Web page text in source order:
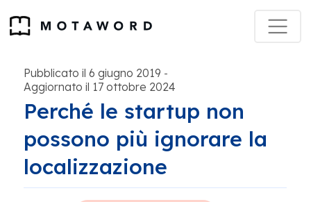
Pubblicato il 6 giugno 2019 -
Aggiornato il 17 ottobre 2024
Perché le startup non
possono più ignorare la
localizzazione